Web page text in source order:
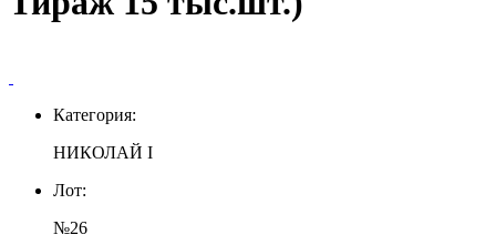
Категория:
НИКОЛАЙ I
Лот:
№26